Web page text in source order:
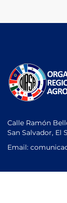
Calle Ramón
San Salvador, El
Email: